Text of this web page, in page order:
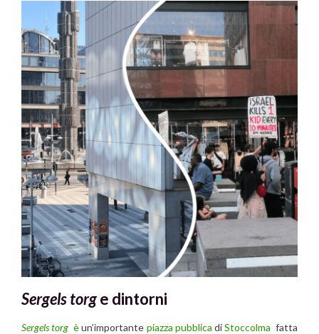
Sergels torge dintorni
Sergels torg èun’importante piazza pubblica diStoccolma fatta